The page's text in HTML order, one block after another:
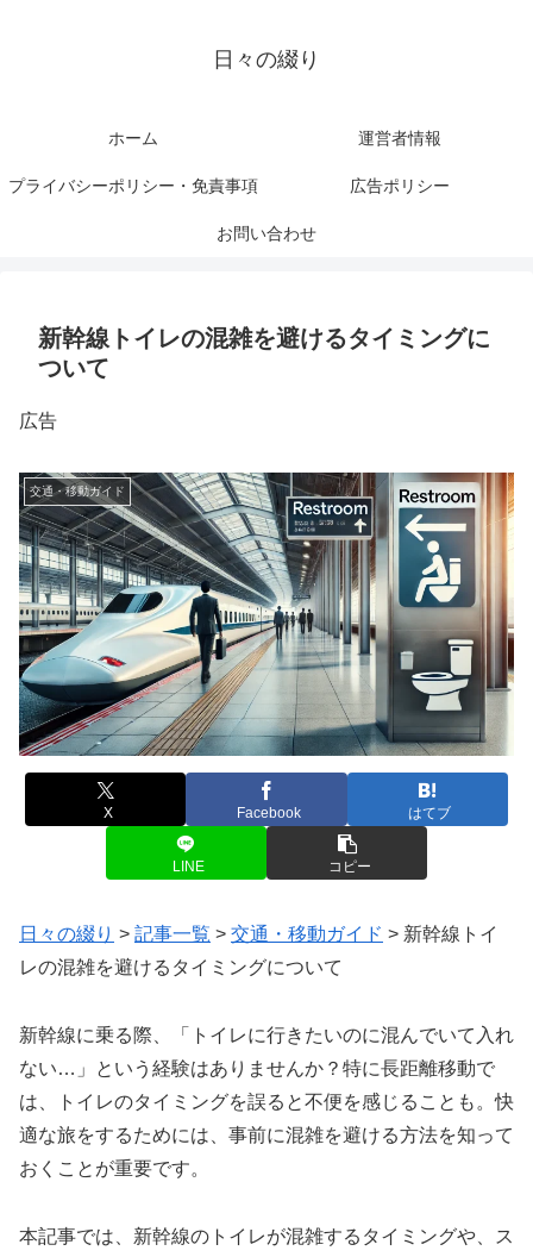
日々の綴り
ホーム 運営者情報
プライバシーポリシー・免責事項 広告ポリシー
お問い合わせ
新幹線トイレの混雑を避けるタイミングに
ついて
広告
交通・移動ガイド
X Facebook はてブ
LINE コピー
日々の綴り > 記事一覧 > 交通・移動ガイド > 新幹線トイ
レの混雑を避けるタイミングについて
新幹線に乗る際、「トイレに行きたいのに混んでいて入れ
ない…」という経験はありませんか？特に長距離移動で
は、トイレのタイミングを誤ると不便を感じることも。快
適な旅をするためには、事前に混雑を避ける方法を知って
おくことが重要です。
本記事では、新幹線のトイレが混雑するタイミングや、ス